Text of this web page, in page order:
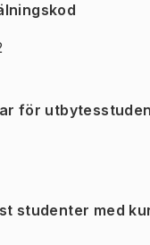
för
studenter med